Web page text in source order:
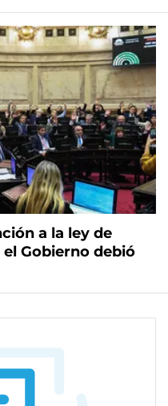
a la ley de
Gobierno debió